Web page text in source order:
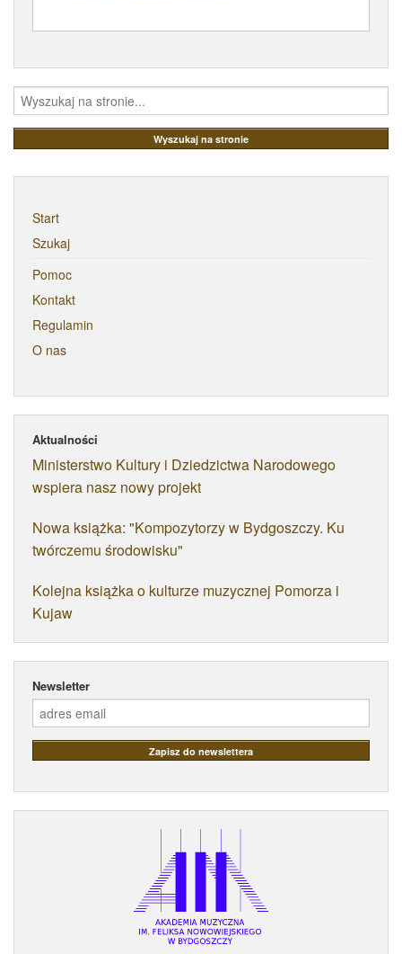
Start
Szukaj
Pomoc
Kontakt
Regulamin
O nas
Aktualności
Ministerstwo Kultury i Dziedzictwa Narodowego
wspiera nasz nowy projekt
Nowa książka: "Kompozytorzy w Bydgoszczy. Ku
twórczemu środowisku"
Kolejna książka o kulturze muzycznej Pomorza i
Kujaw
Newsletter